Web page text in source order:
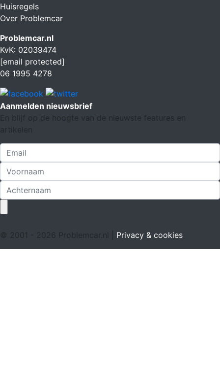
Huisregels
Over Problemcar
Problemcar.nl
KvK: 02039474
[email protected]
06 1995 4278
Aanmelden nieuwsbrief
En blijf op de hoogte van de nieuwste features en
artikelen
© 2001 - 2026 Problemcar.nl | Privacy & cookies